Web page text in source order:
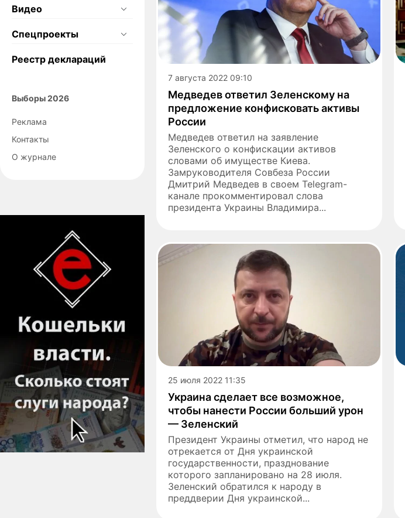
Видео
Спецпроекты
Реестр деклараций
Выборы 2026
Реклама
Контакты
О журнале
7 августа 2022 09:10
Медведев ответил Зеленскому на
предложение конфисковать активы
России
Медведев ответил на заявление
Зеленского о конфискации активов
словами об имуществе Киева.
Замруководителя Совбеза России
Дмитрий Медведев в своем Telegram-
канале прокомментировал слова
президента Украины Владимира...
25 июля 2022 11:35
Украина сделает все возможное,
чтобы нанести России больший урон
— Зеленский
Президент Украины отметил, что народ не
отрекается от Дня украинской
государственности, празднование
которого запланировано на 28 июля.
Зеленский обратился к народу в
преддверии Дня украинской...